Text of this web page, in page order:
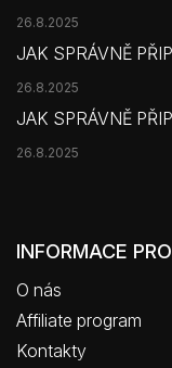
26.8.2025
JAK SPRÁVNĚ
26.8.2025
JAK SPRÁVNĚ
26.8.2025
INFORMACE
O nás
Affiliate program
Kontakty